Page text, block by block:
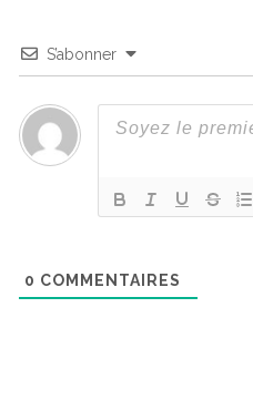
S’abonner
0 COMMENTAIRES